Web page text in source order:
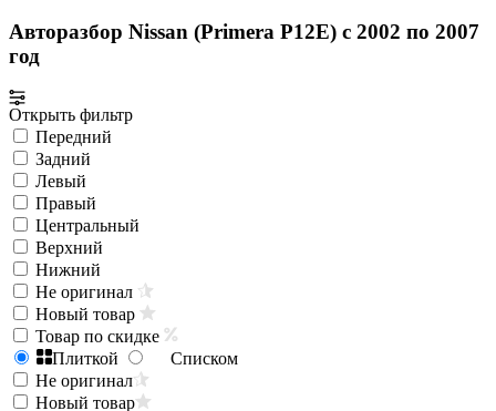
Авторазбор Nissan (Primera P12E) с 2002 по 2007
год
Открыть фильтр
Передний
Задний
Левый
Правый
Центральный
Верхний
Нижний
Не оригинал
Новый товар
Товар по скидке
Плиткой
Списком
Не оригинал
Новый товар